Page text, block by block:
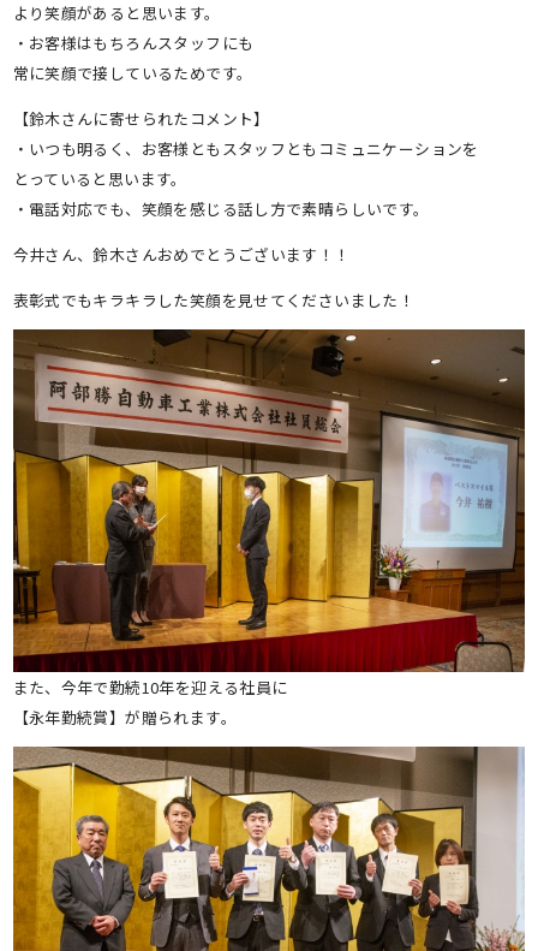
より笑顔があると思います。
・お客様はもちろんスタッフにも
常に笑顔で接しているためです。
【鈴木さんに寄せられたコメント】
・いつも明るく、お客様ともスタッフともコミュニケーションを
とっていると思います。
・電話対応でも、笑顔を感じる話し方で素晴らしいです。
今井さん、鈴木さんおめでとうございます！！
表彰式でもキラキラした笑顔を見せてくださいました！
また、今年で勤続10年を迎える社員に
【永年勤続賞】が贈られます。